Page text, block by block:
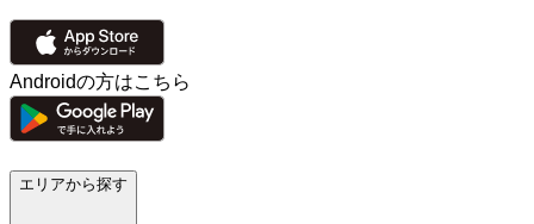
Androidの方はこちら
エリアから探す